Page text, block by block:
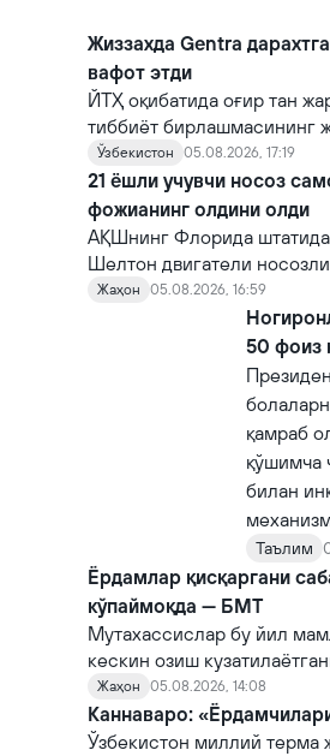
Жиззахда Gentra
вафот этди
ЙТҲ оқибатида оғир тан
тиббиёт бирлашмасининг
шифокорлар томонидан
қарамасдан, у вафот этган.
Ўзбекистон 05.08.2026, 17:19
21 ёшли учувчи носоз
фожианинг олдини олди
АҚШнинг Флорида
Шелтон двигатели
10 автомагистралига
фожианинг олдини олди.
Жаҳон 05.08.2026, 16:59
50 фоиз
қамраб
қўшимча
билан
Таълим
Ёрдамлар қисқаргани
кўпаймоқда — БМТ
Мутахассислар бу йил
кескин озиш
Жаҳон 05.08.2026, 14:08
Каннаваро:
Ўзбекистон миллий